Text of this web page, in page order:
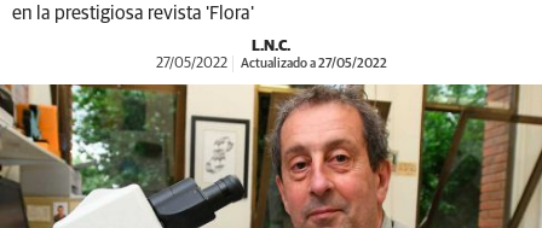
en la prestigiosa revista 'Flora'
L.N.C.
27/05/2022 Actualizado a 27/05/2022